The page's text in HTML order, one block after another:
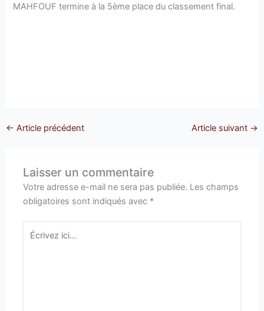
MAHFOUF termine à la 5ème place du classement final.
← Article précédent Article suivant →
Laisser un commentaire
Votre adresse e-mail ne sera pas publiée. Les champs
obligatoires sont indiqués avec *
Écrivez
ici…